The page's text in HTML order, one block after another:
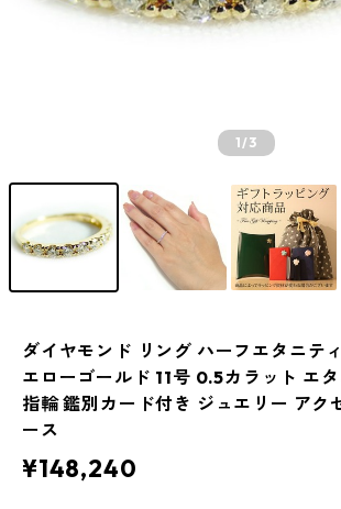
1/3
ダイヤモンド リング ハーフエタニテ
エローゴールド 11号 0.5カラット エ
指輪 鑑別カード付き ジュエリー アク
ース
¥148,240